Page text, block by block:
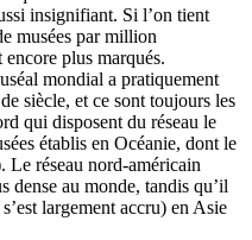
insignifiant. Si l’on tient
musées par million
encore plus marqués.
mondial a pratiquement
siècle, et ce sont toujours les
qui disposent du réseau le
établis en Océanie, dont le
Le réseau nord-américain
dense au monde, tandis qu’il
largement accru) en Asie